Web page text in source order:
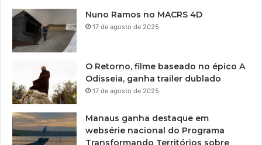
Nuno Ramos no MACRS 4D
17 de agosto de 2025
O Retorno, filme baseado no épico A
Odisseia, ganha trailer dublado
17 de agosto de 2025
Manaus ganha destaque em
websérie nacional do Programa
Transformando Territórios sobre